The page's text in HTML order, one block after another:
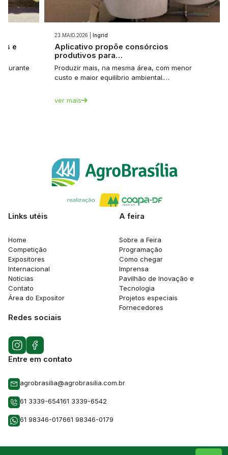
e
durante
23.MAIO.2026 | Ingrid
Aplicativo propõe consórcios
produtivos para…
Produzir mais, na mesma área, com menor
custo e maior equilíbrio ambiental.…
ver mais
Links utéis
Home
Competição
Expositores
Internacional
Notícias
Contato
Área do Expositor
A feira
Sobre a Feira
Programação
Como chegar
Imprensa
Pavilhão de Inovação e
Tecnologia
Projetos especiais
Fornecedores
Redes sociais
Entre em contato
agrobrasilia@agrobrasilia.com.br
61 3339-654161 3339-6542
61 98346-017661 98346-0179